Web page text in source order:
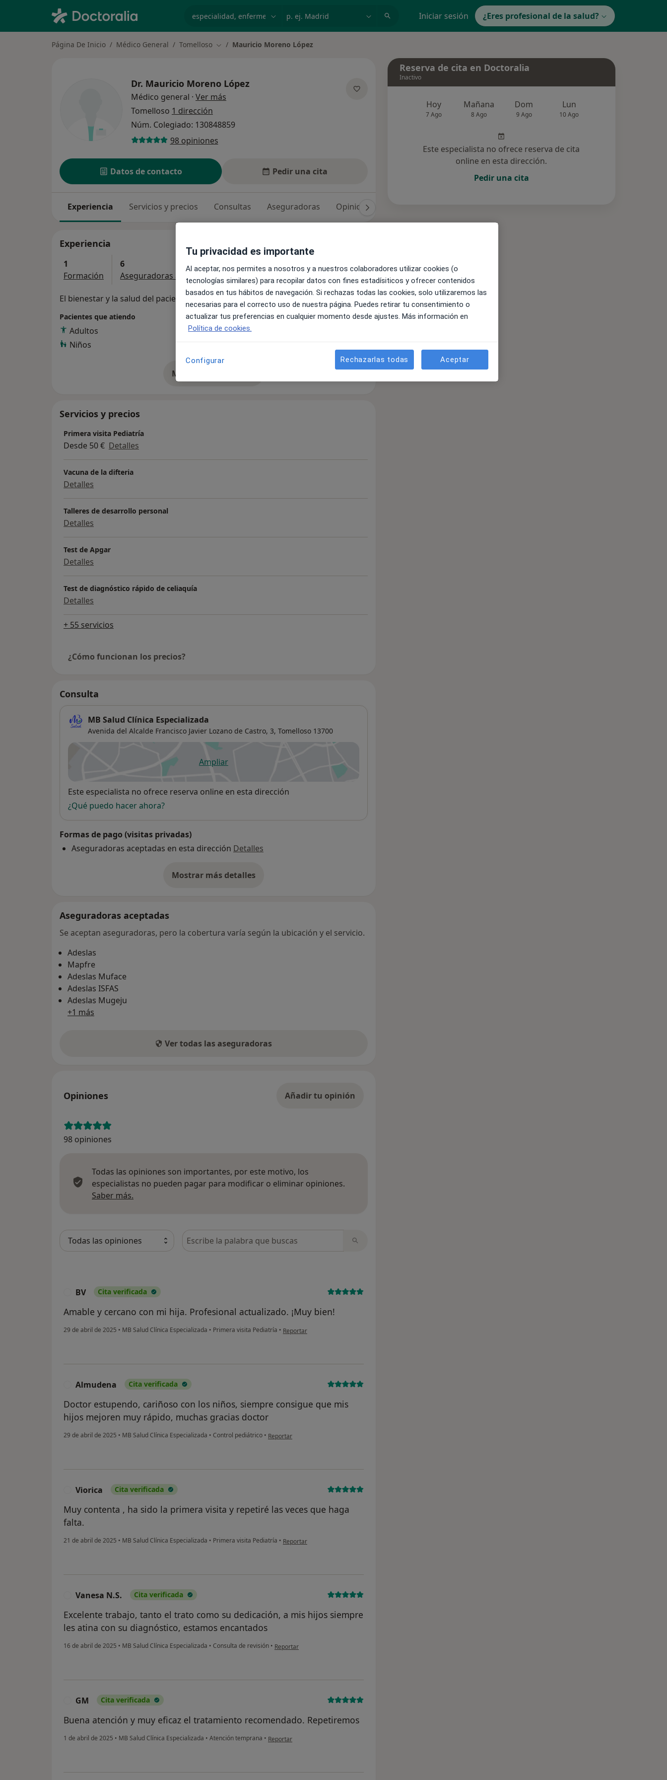
Iniciar sesión ¿Eres profesional de la salud?
Página De Inicio Médico General Tomelloso Cambiar de ciudad
Mauricio Moreno López
Dr. Mauricio Moreno López
Médico general · Ver más
Tomelloso 1 dirección
Núm. Colegiado: 130848859
98 opiniones
Datos de contacto Pedir una cita
Experiencia Servicios y precios Consultas Aseguradoras Opiniones (98)
Experiencia
1
Formación
6
Aseguradoras aceptadas
El bienestar y la salud del paciente son mi prioridad
Pacientes que atiendo
Adultos
Niños
Mostrar más detallessobre la experiencia
Servicios y precios
Primera visita Pediatría
Desde 50 € Detalles
Vacuna de la difteria
Detalles
Talleres de desarrollo personal
Detalles
Test de Apgar
Detalles
Test de diagnóstico rápido de celiaquía
Detalles
+ 55 servicios
¿Cómo funcionan los precios?
Consulta
MB Salud Clínica Especializada
Avenida del Alcalde Francisco Javier Lozano de Castro, 3, Tomelloso 13700
Ampliarse abre en una nueva pestaña
Disponibilidad
Este especialista no ofrece reserva online en esta dirección
¿Qué puedo hacer ahora?
Formas de pago (visitas privadas)
Aseguradoras aceptadas en esta dirección Detalles
Mostrar más detalles
sobre la dirección
Aseguradoras aceptadas
Se aceptan aseguradoras, pero la cobertura varía según la ubicación y el servicio.
Adeslas
Mapfre
Adeslas Muface
Adeslas ISFAS
Adeslas Mugeju
+1 más
Ver todas las aseguradoras
Opiniones Añadir tu opinión
98 opiniones
Todas las opiniones son importantes, por este motivo, los
especialistas no pueden pagar para modificar o eliminar opiniones.
Saber más.
Busca en opiniones
BV Cita verificada
Amable y cercano con mi hija. Profesional actualizado. ¡Muy bien!
29 de abril de 2025 • MB Salud Clínica Especializada • Primera visita Pediatría • en opinión del usuario BV
Reportar
Almudena Cita verificada
Doctor estupendo, cariñoso con los niños, siempre consigue que mis
hijos mejoren muy rápido, muchas gracias doctor
29 de abril de 2025 • MB Salud Clínica Especializada • Control pediátrico • en opinión del usuario Almudena
Reportar
Viorica Cita verificada
Muy contenta , ha sido la primera visita y repetiré las veces que haga
falta.
21 de abril de 2025 • MB Salud Clínica Especializada • Primera visita Pediatría • en opinión del usuario Viorica
Reportar
Vanesa N.S. Cita verificada
Excelente trabajo, tanto el trato como su dedicación, a mis hijos siempre
les atina con su diagnóstico, estamos encantados
16 de abril de 2025 • MB Salud Clínica Especializada • Consulta de revisión • en opinión del usuario Vanesa N.S.
Reportar
GM Cita verificada
Buena atención y muy eficaz el tratamiento recomendado. Repetiremos
1 de abril de 2025 • MB Salud Clínica Especializada • Atención temprana • en opinión del usuario GM
Reportar
Reserva de cita en Doctoralia
Inactivo
Hoy
7 Ago
Mañana
8 Ago
Dom
9 Ago
Lun
10 Ago
Este especialista no ofrece reserva de cita
online en esta dirección.
Pedir una cita
Tu privacidad es importante
Al aceptar, nos permites a nosotros y a nuestros colaboradores utilizar cookies (o
tecnologías similares) para recopilar datos con fines estadísiticos y ofrecer contenidos
basados en tus hábitos de navegación. Si rechazas todas las cookies, solo utilizaremos las
necesarias para el correcto uso de nuestra página. Puedes retirar tu consentimiento o
actualizar tus preferencias en cualquier momento desde ajustes. Más información en
Política de cookies.
Configurar Rechazarlas todas Aceptar